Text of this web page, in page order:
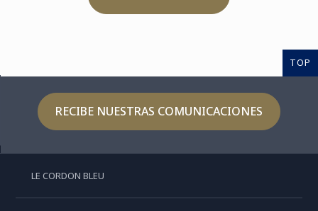
TOP
RECIBE NUESTRAS COMUNICACIONES
LE CORDON BLEU